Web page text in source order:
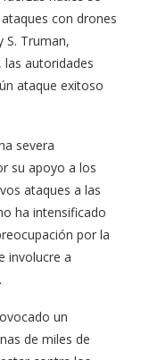
con drones
S. Truman,
autoridades
ataque exitoso
severa
su apoyo a los
ataques a las
ha intensificado
por la
involucre a
un
de miles de